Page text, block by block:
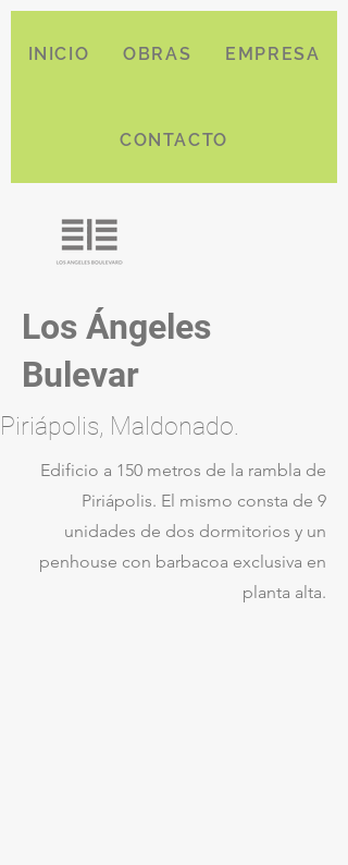
INICIO OBRAS EMPRESA
CONTACTO
Los Ángeles
Bulevar
Piriápolis, Maldonado.
Edificio a 150 metros de la rambla de
Piriápolis. El mismo consta de 9
unidades de dos dormitorios y un
penhouse con barbacoa exclusiva en
planta alta.